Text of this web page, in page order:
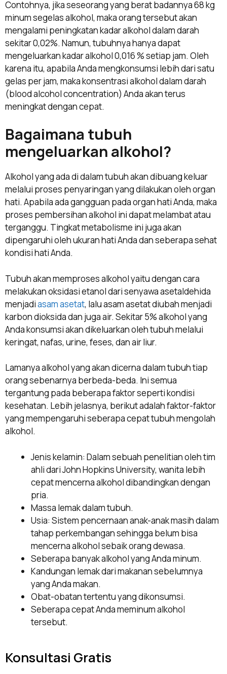
Contohnya, jika seseorang yang berat badannya 68 kg
minum segelas alkohol, maka orang tersebut akan
mengalami peningkatan kadar alkohol dalam darah
sekitar 0,02%. Namun, tubuhnya hanya dapat
mengeluarkan kadar alkohol 0,016 % setiap jam. Oleh
karena itu, apabila Anda mengkonsumsi lebih dari satu
gelas per jam, maka konsentrasi alkohol dalam darah
(blood alcohol concentration) Anda akan terus
meningkat dengan cepat.
Bagaimana tubuh
mengeluarkan alkohol?
Alkohol yang ada di dalam tubuh akan dibuang keluar
melalui proses penyaringan yang dilakukan oleh organ
hati. Apabila ada gangguan pada organ hati Anda, maka
proses pembersihan alkohol ini dapat melambat atau
terganggu. Tingkat metabolisme ini juga akan
dipengaruhi oleh ukuran hati Anda dan seberapa sehat
kondisi hati Anda.
Tubuh akan memproses alkohol yaitu dengan cara
melakukan oksidasi etanol dari senyawa asetaldehida
menjadiasam asetat, lalu asam asetat diubah menjadi
karbon dioksida dan juga air. Sekitar 5% alkohol yang
Anda konsumsi akan dikeluarkan oleh tubuh melalui
keringat, nafas, urine, feses, dan air liur.
Lamanya alkohol yang akan dicerna dalam tubuh tiap
orang sebenarnya berbeda-beda. Ini semua
tergantung pada beberapa faktor seperti kondisi
kesehatan. Lebih jelasnya, berikut adalah faktor-faktor
yang mempengaruhi seberapa cepat tubuh mengolah
alkohol.
Jenis kelamin: Dalam sebuah penelitian oleh tim
ahli dari John Hopkins University, wanita lebih
cepat mencerna alkohol dibandingkan dengan
pria.
Massa lemak dalam tubuh.
Usia: Sistem pencernaan anak-anak masih dalam
tahap perkembangan sehingga belum bisa
mencerna alkohol sebaik orang dewasa.
Seberapa banyak alkohol yang Anda minum.
Kandungan lemak dari makanan sebelumnya
yang Anda makan.
Obat-obatan tertentu yang dikonsumsi.
Seberapa cepat Anda meminum alkohol
tersebut.
Konsultasi Gratis